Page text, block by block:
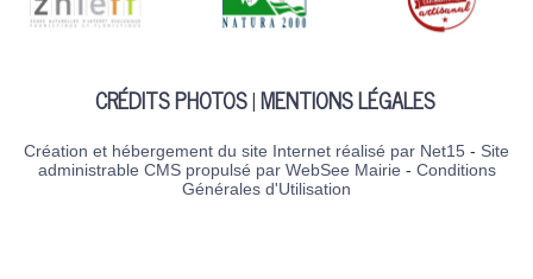
CRÉDITS PHOTOS MENTIONS LÉGALES
Création et hébergement du site Internet réalisé par Net15 - Site
administrable CMS propulsé par WebSee Mairie - Conditions
Générales d'Utilisation